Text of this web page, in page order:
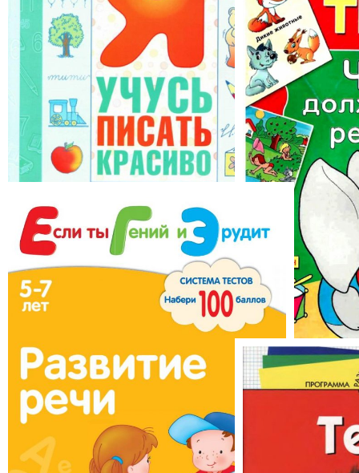
Тесты для
«Я учусь писать красиво»
«Что должен